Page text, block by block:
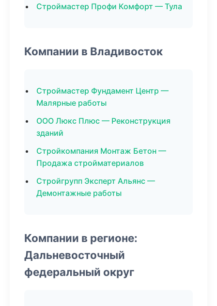
Строймастер Профи Комфорт — Тула
Компании в Владивосток
Строймастер Фундамент Центр —
Малярные работы
ООО Люкс Плюс — Реконструкция
зданий
Стройкомпания Монтаж Бетон —
Продажа стройматериалов
Стройгрупп Эксперт Альянс —
Демонтажные работы
Компании в регионе:
Дальневосточный
федеральный округ